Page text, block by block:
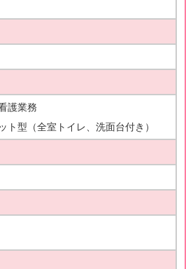
護業務
ト型（全室トイレ、洗面台付き）